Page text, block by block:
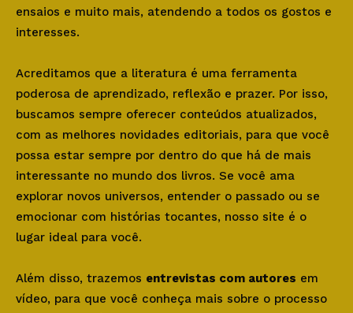
ensaios e muito mais, atendendo a todos os gostos e
interesses.
Acreditamos que a literatura é uma ferramenta
poderosa de aprendizado, reflexão e prazer. Por isso,
buscamos sempre oferecer conteúdos atualizados,
com as melhores novidades editoriais, para que você
possa estar sempre por dentro do que há de mais
interessante no mundo dos livros. Se você ama
explorar novos universos, entender o passado ou se
emocionar com histórias tocantes, nosso site é o
lugar ideal para você.
Além disso, trazemos entrevistas com autores em
vídeo, para que você conheça mais sobre o processo